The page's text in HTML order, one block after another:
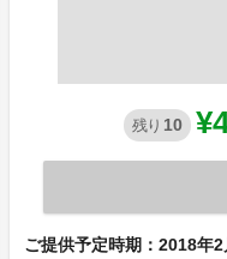
残り 10
ご提供予定時期：2018年